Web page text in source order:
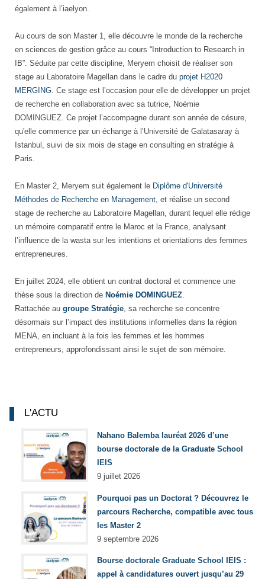
également à l’iaelyon.
Au cours de son Master 1, elle découvre le monde de la recherche
en sciences de gestion grâce au cours “Introduction to Research in
IB”. Séduite par cette discipline, Meryem choisit de réaliser son
stage au Laboratoire Magellan dans le cadre du projet H2020
MERGING . Ce stage est l’occasion pour elle de développer un projet
de recherche en collaboration avec sa tutrice, Noémie
DOMINGUEZ. Ce projet l’accompagne durant son année de césure,
qu'elle commence par un échange à l’Université de Galatasaray à
Istanbul, suivi de six mois de stage en consulting en stratégie à
Paris.
En Master 2, Meryem suit également le Diplôme d'Université
Méthodes de Recherche en Management , et réalise un second
stage de recherche au Laboratoire Magellan, durant lequel elle rédige
un mémoire comparatif entre le Maroc et la France, analysant
l’influence de la wasta sur les intentions et orientations des femmes
entrepreneures.
En juillet 2024, elle obtient un contrat doctoral et commence une
thèse sous la direction de Noémie DOMINGUEZ
Rattachée au groupe Stratégie , sa recherche se concentre
désormais sur l’impact des institutions informelles dans la région
MENA, en incluant à la fois les femmes et les hommes
entrepreneurs, approfondissant ainsi le sujet de son mémoire.
L'ACTU
Nahano Balemba lauréat 2026 d’une
bourse doctorale de la Graduate School
IEIS
9 juillet 2026
Pourquoi pas un Doctorat ? Découvrez le
parcours Recherche, compatible avec tous
les Master 2
9 septembre 2026
Bourse doctorale Graduate School IEIS :
appel à candidatures ouvert jusqu’au 29